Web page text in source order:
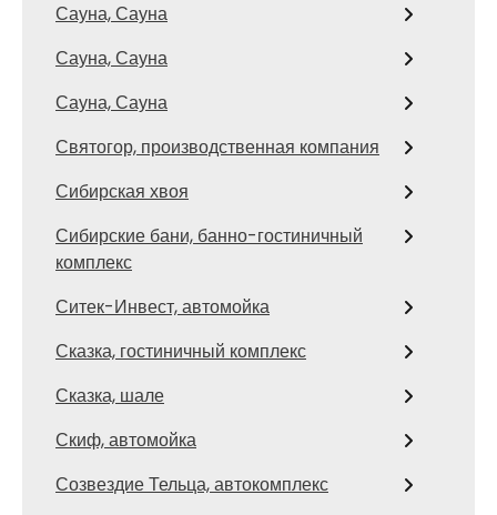
Сауна, Сауна
Сауна, Сауна
Сауна, Сауна
Святогор, производственная компания
Сибирская хвоя
Сибирские бани, банно-гостиничный
комплекс
Ситек-Инвест, автомойка
Сказка, гостиничный комплекс
Сказка, шале
Скиф, автомойка
Созвездие Тельца, автокомплекс